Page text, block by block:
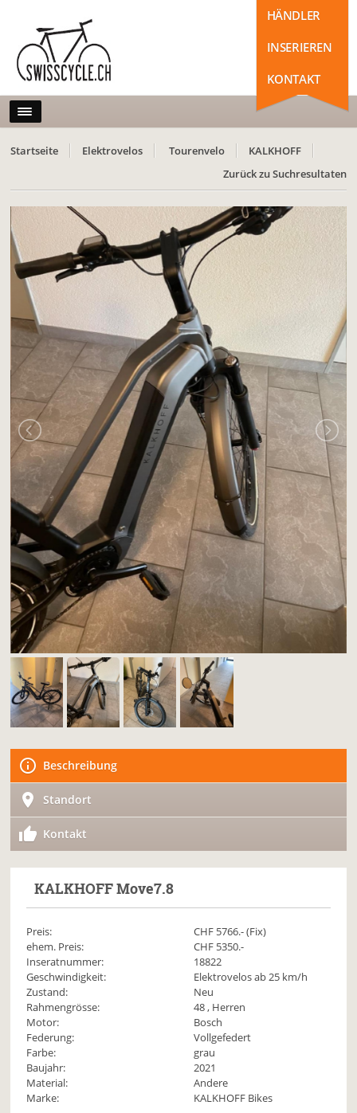
HÄNDLER
INSERIEREN
KONTAKT
Startseite Elektrovelos Tourenvelo
KALKHOFF
Zurück zu Suchresultaten
Beschreibung
Standort
Kontakt
KALKHOFFMove7.8
Preis: CHF 5766.- (Fix)
ehem. Preis:
CHF 5350.-
Inseratnummer:
18822
Geschwindigkeit:
Elektrovelos ab 25 km/h
Zustand:
Neu
Rahmengrösse:
48 , Herren
Motor:
Bosch
Federung:
Vollgefedert
Farbe:
grau
Baujahr:
2021
Material:
Andere
Marke:
KALKHOFF Bikes